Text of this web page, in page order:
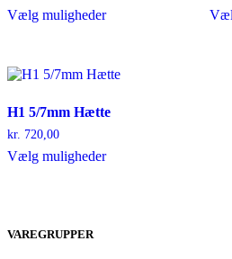
oprindelige
pris
Vælg mulighederDette
varianter.
kan
varesiden
H1 5/7mm Hætte
kr. 720,00
Vælg mulighederDette
VAREGRUPPER